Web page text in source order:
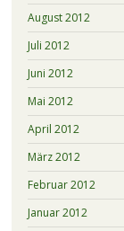
August 2012
Juli 2012
Juni 2012
Mai 2012
April 2012
März 2012
Februar 2012
Januar 2012